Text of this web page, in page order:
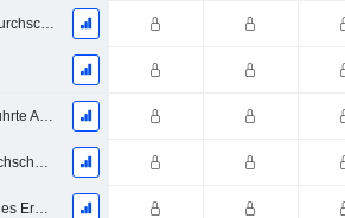
Grundlegende gewichtete durchschnittliche ausstehende Aktien
Verwässertes EPS - Fortgeführte Aktivitäten
Verwässerte gewichtete durchschnittliche ausstehende Aktien
Normalisiertes Grundlegendes Ergebnis je Aktie